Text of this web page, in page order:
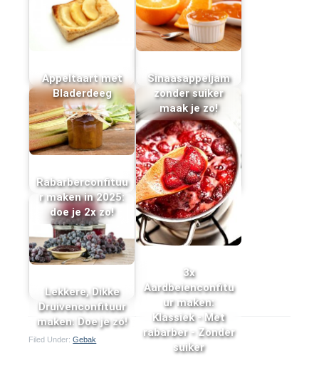
Appeltaart met
Bladerdeeg
Sinaasappeljam
zonder suiker
maak je zo!
Rabarberconfituu
r maken in 2025:
doe je 2x zo!
3x
Aardbeienconfitu
ur maken:
Klassiek - Met
rabarber - Zonder
suiker
Lekkere, Dikke
Druivenconfituur
maken: Doe je zó!
Filed Under:Gebak